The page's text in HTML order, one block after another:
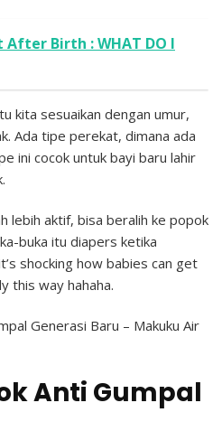
After Birth : WHAT DO I
kita sesuaikan dengan umur,
Ada tipe perekat, dimana ada
ini cocok untuk bayi baru lahir
lebih aktif, bisa beralih ke popok
buka itu diapers ketika
shocking how babies can get
this way hahaha.
Anti Gumpal